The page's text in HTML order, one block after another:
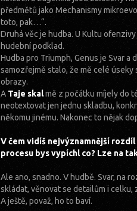
předmětů jako Mechanismy
toto, pak…“.
Druhá věc je hudba. U Kultu
hudební podklad.
Hudba pro Triumph, Genus je Svar
samozřejmě stalo, že mě celé
obrazy.
A Taje skalmě z počátku míjely do
neotextovat jen jednu skladbu,
někomu jinému. Nakonec to nějak
V čem vidíš nejvýznamnější
procesu bys vypíchl co? Lze na
Ale ano, snadno. V hudbě. Svar, na
skládat, věnovat se detailům i
A ještě, považ, ho to baví.